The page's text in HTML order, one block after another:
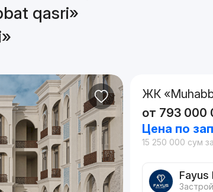
qasri»
ЖК
от 793 000
Цена по
15 250 000 сум
Fayus